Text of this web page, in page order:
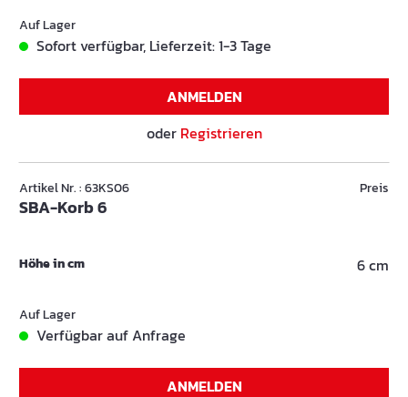
Auf Lager
Sofort verfügbar, Lieferzeit: 1-3 Tage
ANMELDEN
oder Registrieren
Artikel Nr. : 63KS06
SBA-Korb 6
Preis
Höhe in cm 6 cm
Auf Lager
Verfügbar auf Anfrage
ANMELDEN